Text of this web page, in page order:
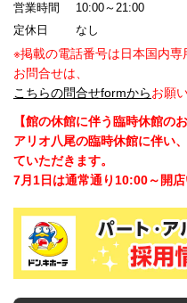
営業時間
10:00～21:00
定休日
なし
※掲載の電話番号は日本国内
お問合せは、
こちらの問合せformからお願
【館の休館に伴う臨時休館の
アリオ八尾の臨時休館に伴い
ていただきます。
7月1日は通常通り10:00～開店